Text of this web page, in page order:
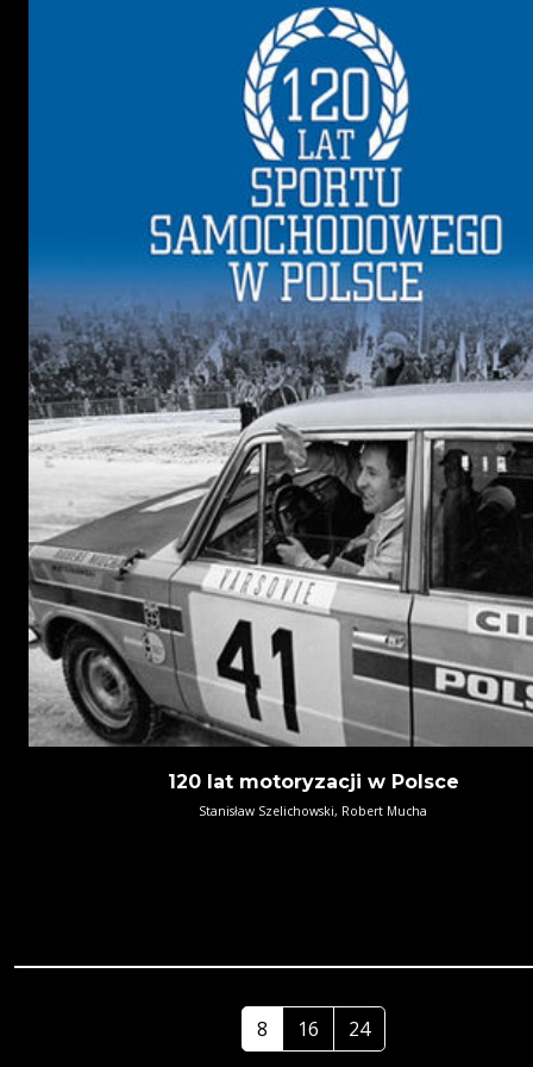
120 lat motoryzacji w Polsce
Stanisław Szelichowski, Robert Mucha
8 16 24